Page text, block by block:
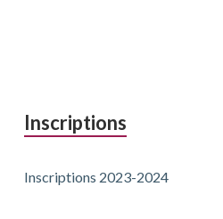
Inscriptions
Inscriptions 2023-2024